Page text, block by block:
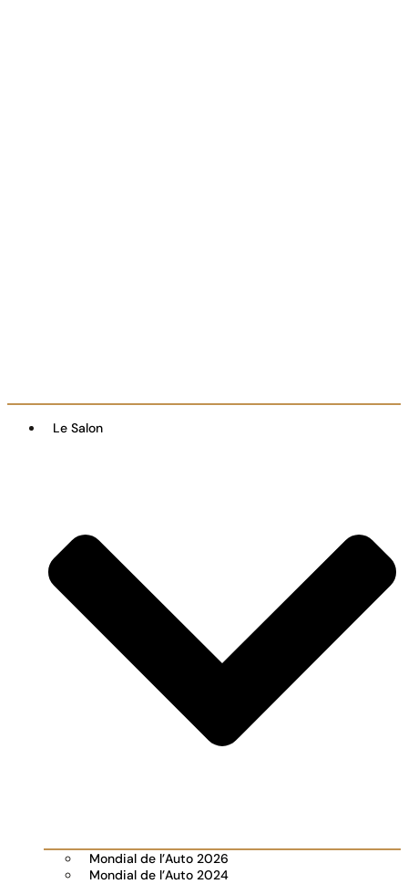
Le Salon
Mondial de l’Auto 2026
Mondial de l’Auto 2024